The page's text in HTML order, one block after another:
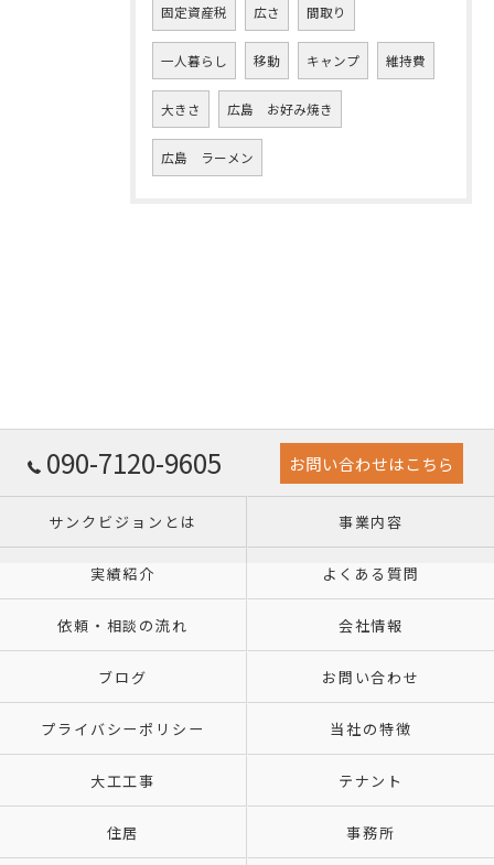
固定資産税 広さ 間取り
一人暮らし 移動 キャンプ 維持費
大きさ 広島 お好み焼き
広島 ラーメン
090-7120-9605 お問い合わせはこちら
サンクビジョンとは 事業内容
実績紹介 よくある質問
依頼・相談の流れ 会社情報
ブログ お問い合わせ
プライバシーポリシー 当社の特徴
大工工事 テナント
住居 事務所